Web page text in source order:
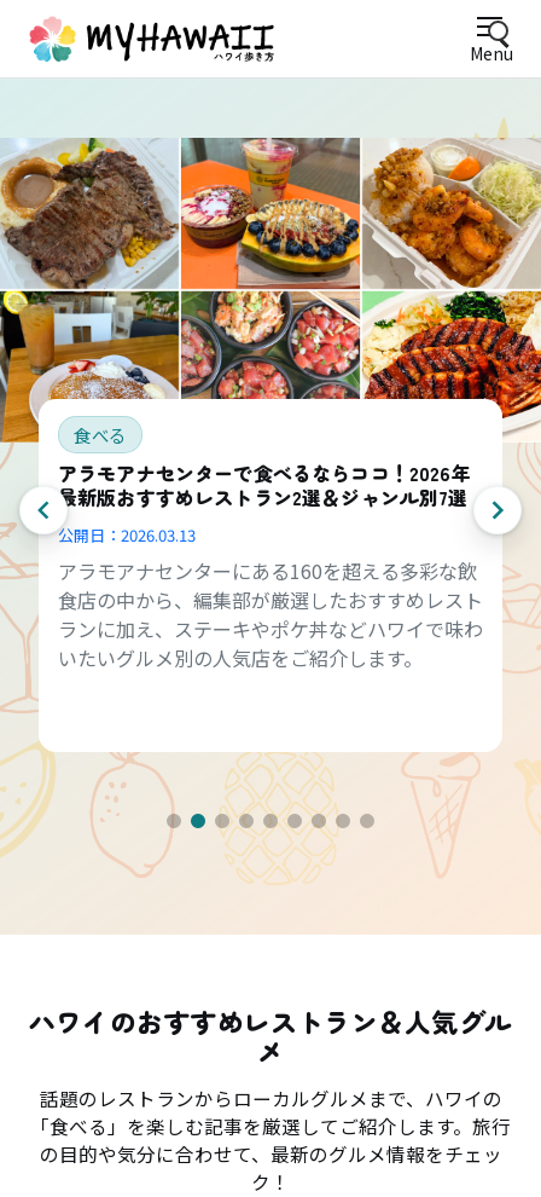
Menu
食べる
アラモアナセンターで食べるならココ！2026年
最新版おすすめレストラン2選＆ジャンル別7選
公開日： 2026.03.13
アラモアナセンターにある160を超える多彩な飲
食店の中から、編集部が厳選したおすすめレスト
ランに加え、ステーキやポケ丼などハワイで味わ
いたいグルメ別の人気店をご紹介します。
ハワイのおすすめレストラン＆人気グル
メ
話題のレストランからローカルグルメまで、ハワイの
「食べる」を楽しむ記事を厳選してご紹介します。旅行
の目的や気分に合わせて、最新のグルメ情報をチェッ
ク！